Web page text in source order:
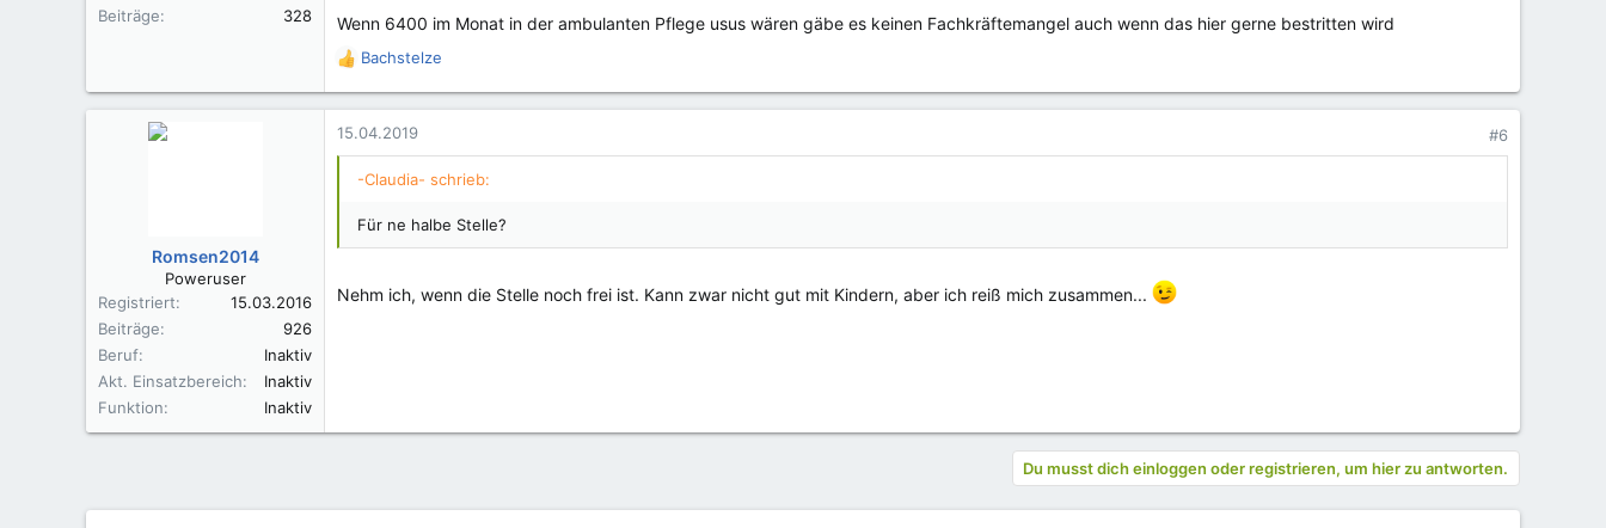
Beiträge
328 Wenn 6400 im Monat in der ambulanten Pflege usus wären gäbe es keinen Fachkräftemangel auch wenn das hier gerne bestritten wird
R
e
a
k
t
Bachstelze
Romsen2014
Poweruser
Registriert
15.03.2016
Beiträge
926
Beruf
Inaktiv
Akt. Einsatzbereich
Inaktiv
Funktion
Inaktiv
15.04.2019 #6
-Claudia- schrieb:
Für ne halbe Stelle?
Nehm ich, wenn die Stelle noch frei ist. Kann zwar nicht gut mit Kindern, aber ich reiß mich zusammen...
Du musst dich einloggen oder registrieren, um hier zu antworten.